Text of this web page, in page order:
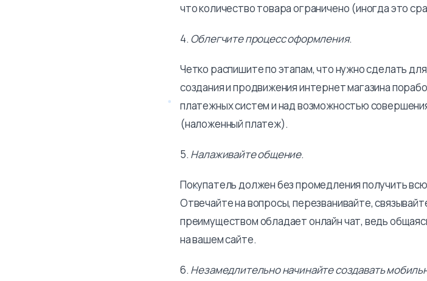
что количество товара ограничено (иногда это
4. Облегчите процесс оформления.
Четко распишите по этапам, что нужно сделать
создания и продвижения интернет магазина
платежных систем и над возможностью
(наложенный платеж).
5. Налаживайте общение.
Покупатель должен без промедления получить
Отвечайте на вопросы, перезванивайте,
преимуществом обладает онлайн чат, ведь
на вашем сайте.
6. Незамедлительно начинайте создавать